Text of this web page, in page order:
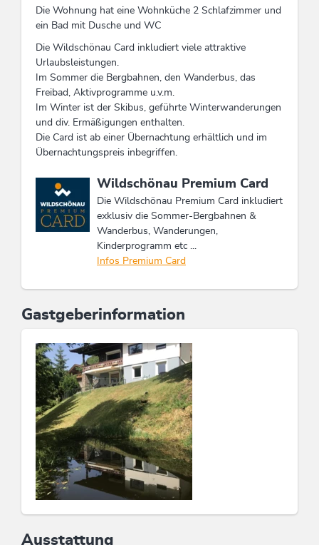
Die Wohnung hat eine Wohnküche 2 Schlafzimmer und
ein Bad mit Dusche und WC
Die Wildschönau Card inkludiert viele attraktive
Urlaubsleistungen.
Im Sommer die Bergbahnen, den Wanderbus, das
Freibad, Aktivprogramme u.v.m.
Im Winter ist der Skibus, geführte Winterwanderungen
und div. Ermäßigungen enthalten.
Die Card ist ab einer Übernachtung erhältlich und im
Übernachtungspreis inbegriffen.
Diese Unterkunft ist Mitglied von
Wildschönau Premium Card
Die Wildschönau Premium Card inkludiert
exklusiv die Sommer-Bergbahnen &
Wanderbus, Wanderungen,
Kinderprogramm etc ...
Infos Premium Card
Gastgeberinformation
Ausstattung